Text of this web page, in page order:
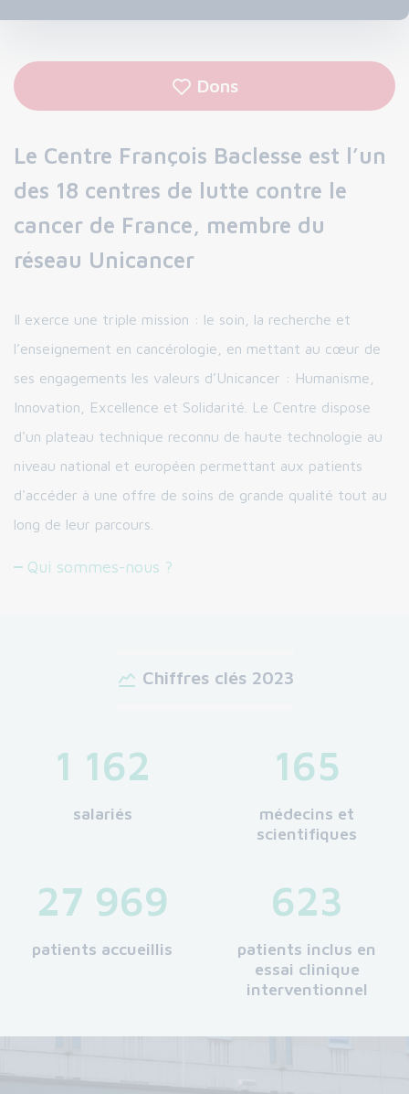
Dons
Le Centre François Baclesse est l’un
des 18 centres de lutte contre le
cancer de France, membre du
réseau Unicancer
Il exerce une triple mission : le soin, la recherche et
l’enseignement en cancérologie, en mettant au cœur de
ses engagements les valeurs d’Unicancer : Humanisme,
Innovation, Excellence et Solidarité. Le Centre dispose
d'un plateau technique reconnu de haute technologie au
niveau national et européen permettant aux patients
d'accéder à une offre de soins de grande qualité tout au
long de leur parcours.
Qui sommes-nous ?
Chiffres clés 2023
1 162
salariés
165
médecins et
scientifiques
27 969
patients accueillis
623
patients inclus en
essai clinique
interventionnel